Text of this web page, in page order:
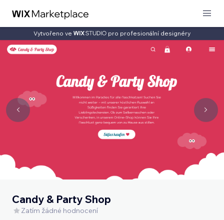
Vytvořeno ve pro profesionální designéry
Candy & Party Shop
Zatím žádné hodnocení